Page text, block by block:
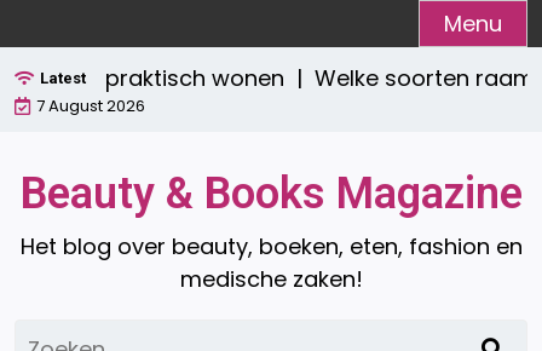
naar
de
inhoud
Menu
Latestén praktisch wonen | Welke soorten
7 August 2026
Beauty & Books Magazine
Het blog over beauty, boeken, eten, fashion en
medische zaken!
Zoeken